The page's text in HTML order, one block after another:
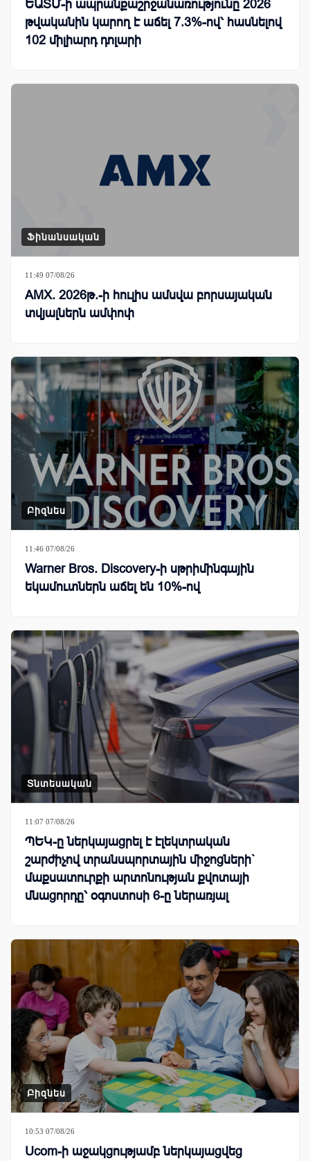
ԵԱՏՄ-ի ապրանքաշրջանառությունը 2026
թվականին կարող է աճել 7.3%-ով՝ հասնելով
102 միլիարդ դոլարի
Ֆինանսական
11:49 07/08/26
AMX. 2026թ.-ի հուլիս ամսվա բորսայական
տվյալներն ամփոփ
Բիզնես
11:46 07/08/26
Warner Bros. Discovery-ի սթրիմինգային
եկամուտներն աճել են 10%-ով
Տնտեսական
11:07 07/08/26
ՊԵԿ-ը ներկայացրել է էլեկտրական
շարժիչով տրանսպորտային միջոցների`
մաքսատուրքի արտոնության քվոտայի
մնացորդը՝ օգոստոսի 6-ը ներառյալ
Բիզնես
10:53 07/08/26
Ucom-ի աջակցությամբ ներկայացվեց